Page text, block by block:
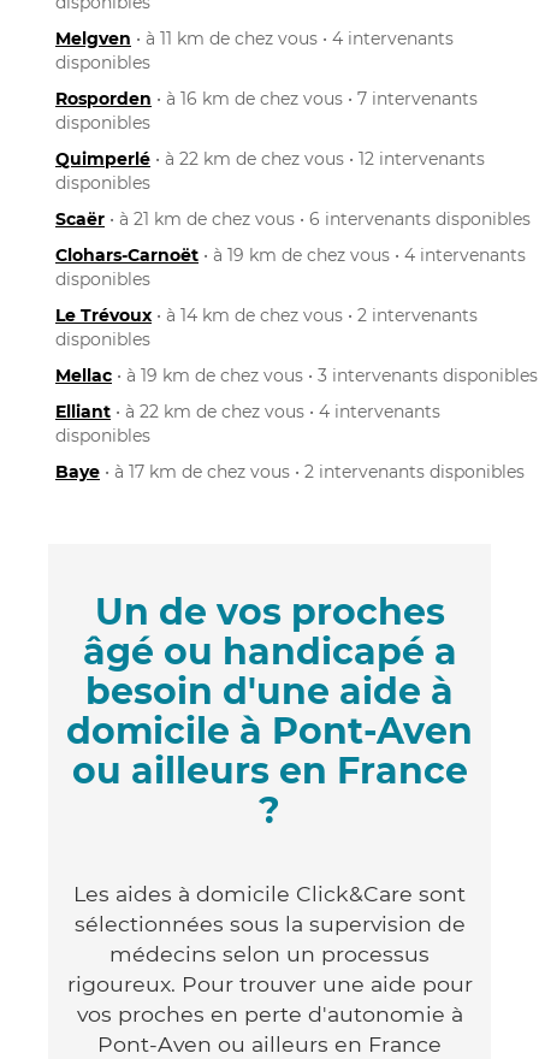
Melgven • à 11 km de chez vous • 4 intervenants
disponibles
Rosporden • à 16 km de chez vous • 7 intervenants
disponibles
Quimperlé • à 22 km de chez vous • 12 intervenants
disponibles
Scaër • à 21 km de chez vous • 6 intervenants disponibles
Clohars-Carnoët • à 19 km de chez vous • 4 intervenants
disponibles
Le Trévoux • à 14 km de chez vous • 2 intervenants
disponibles
Mellac • à 19 km de chez vous • 3 intervenants disponibles
Elliant • à 22 km de chez vous • 4 intervenants
disponibles
Baye • à 17 km de chez vous • 2 intervenants disponibles
Un de vos proches
âgé ou handicapé a
besoin d'une aide à
domicile à Pont-Aven
ou ailleurs en France
?
Les aides à domicile Click&Care sont
sélectionnées sous la supervision de
médecins selon un processus
rigoureux. Pour trouver une aide pour
vos proches en perte d'autonomie à
Pont-Aven ou ailleurs en France